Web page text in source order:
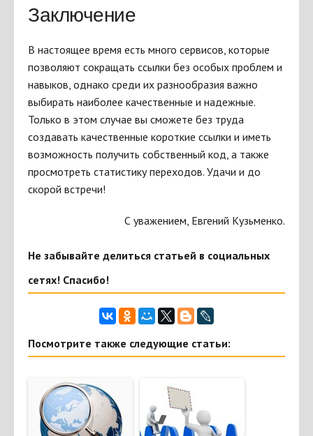
Заключение
В настоящее время есть много сервисов, которые
позволяют сокращать ссылки без особых проблем и
навыков, однако среди их разнообразия важно
выбирать наиболее качественные и надежные.
Только в этом случае вы сможете без труда
создавать качественные короткие ссылки и иметь
возможность получить собственный код, а также
просмотреть статистику переходов. Удачи и до
скорой встречи!
С уважением, Евгений Кузьменко.
Не забывайте делиться статьей в социальных
сетях! Спасибо!
Посмотрите также следующие статьи: